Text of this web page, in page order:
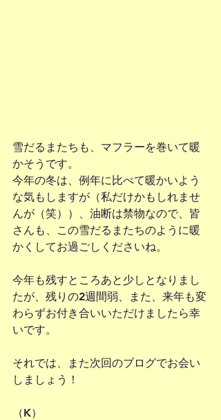
雪だるまたちも、マフラーを巻いて暖
かそうです。
今年の冬は、例年に比べて暖かいよう
な気もしますが（私だけかもしれませ
んが（笑））、油断は禁物なので、皆
さんも、この雪だるまたちのように暖
かくしてお過ごしくださいね。
今年も残すところあと少しとなりまし
たが、残りの2週間弱、また、来年も変
わらずお付き合いいただけましたら幸
いです。
それでは、また次回のブログでお会い
しましょう！
（K）